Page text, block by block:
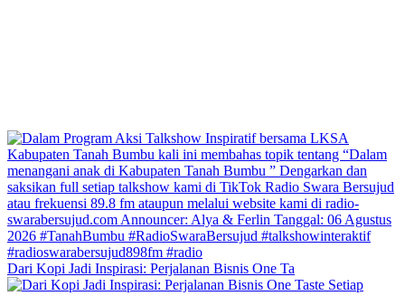
Dari Kopi Jadi Inspirasi: Perjalanan Bisnis One Ta